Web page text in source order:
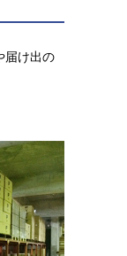
届け出の